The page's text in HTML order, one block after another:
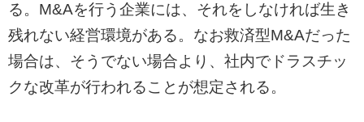
る。M&Aを行う企業には、それをしなければ生き
残れない経営環境がある。なお救済型M&Aだった
場合は、そうでない場合より、社内でドラスチッ
クな改革が行われることが想定される。